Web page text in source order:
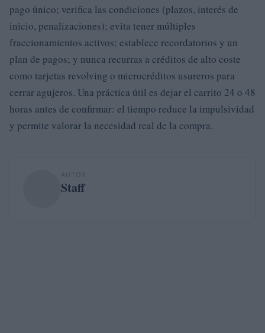
pago único; verifica las condiciones (plazos, interés de
inicio, penalizaciones); evita tener múltiples
fraccionamientos activos; establece recordatorios y un
plan de pagos; y nunca recurras a créditos de alto coste
como tarjetas revolving o microcréditos usureros para
cerrar agujeros. Una práctica útil es dejar el carrito 24 o 48
horas antes de confirmar: el tiempo reduce la impulsividad
y permite valorar la necesidad real de la compra.
AUTOR
Staff